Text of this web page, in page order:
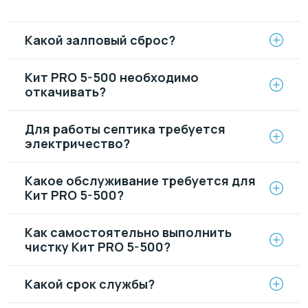
Какой залповый сброс?
Кит PRO 5-500 необходимо
откачивать?
Для работы септика требуется
электричество?
Какое обслуживание требуется для
Кит PRO 5-500?
Как самостоятельно выполнить
чистку Кит PRO 5-500?
Какой срок службы?